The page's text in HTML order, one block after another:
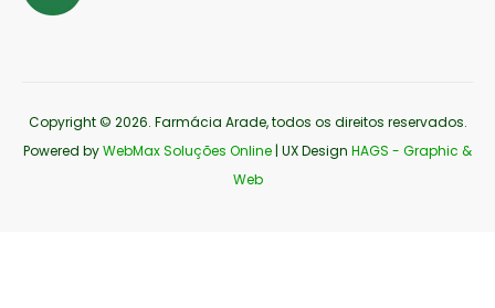
Copyright © 2026. Farmácia Arade, todos os direitos reservados.
Powered byWebMax Soluções Online | UX Design HAGS - Graphic &
Web